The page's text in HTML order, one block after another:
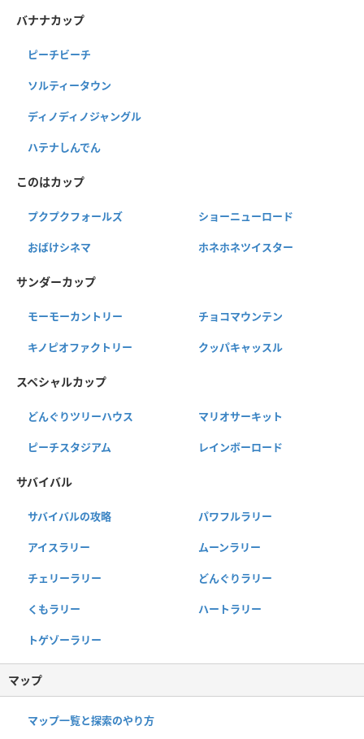
バナナカップ
ピーチビーチ
ソルティータウン
ディノディノジャングル
ハテナしんでん
このはカップ
プクプクフォールズ ショーニューロード
おばけシネマ ホネホネツイスター
サンダーカップ
モーモーカントリー チョコマウンテン
キノピオファクトリー クッパキャッスル
スペシャルカップ
どんぐりツリーハウス マリオサーキット
ピーチスタジアム レインボーロード
サバイバル
サバイバルの攻略 パワフルラリー
アイスラリー ムーンラリー
チェリーラリー どんぐりラリー
くもラリー ハートラリー
トゲゾーラリー
マップ
マップ一覧と探索のやり方